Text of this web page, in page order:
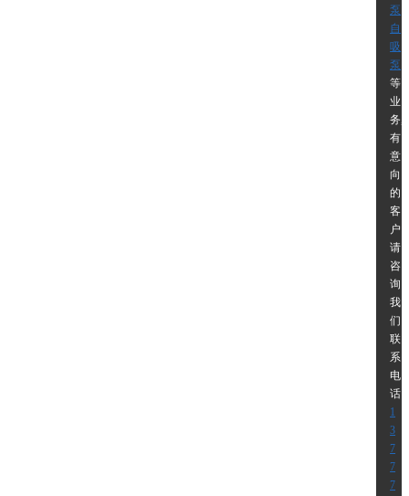
泵
自
吸
泵
等
业
务,
有
意
向
的
客
户
请
咨
询
我
们
联
系
电
话
1
3
7
7
7